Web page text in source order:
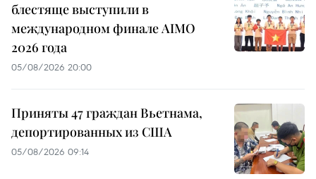
блестяще выступили в
международном финале AIMO
2026 года
05/08/2026 20:00
Приняты 47 граждан Вьетнама,
депортированных из США
05/08/2026 09:14